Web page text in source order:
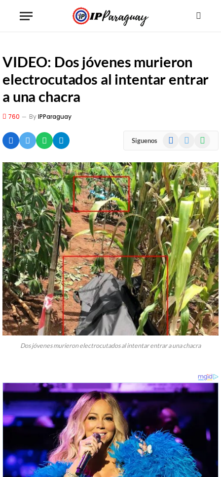
VIDEO: Dos jóvenes murieron
electrocutados al intentar entrar
a una chacra
760 ByIPParaguay
Siguenos Facebook
Dos jóvenes murieron electrocutados al intentar entrar a una chacra